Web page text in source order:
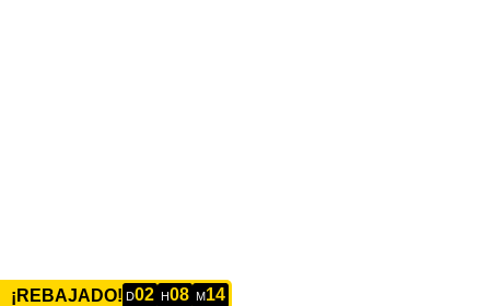
¡REBAJADO! D02 H08 M14